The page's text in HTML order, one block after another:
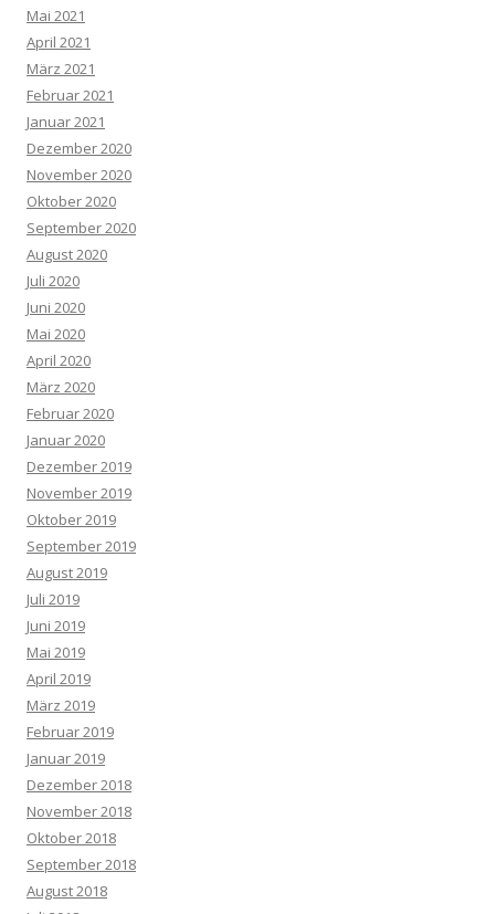
Mai 2021
April 2021
März 2021
Februar 2021
Januar 2021
Dezember 2020
November 2020
Oktober 2020
September 2020
August 2020
Juli 2020
Juni 2020
Mai 2020
April 2020
März 2020
Februar 2020
Januar 2020
Dezember 2019
November 2019
Oktober 2019
September 2019
August 2019
Juli 2019
Juni 2019
Mai 2019
April 2019
März 2019
Februar 2019
Januar 2019
Dezember 2018
November 2018
Oktober 2018
September 2018
August 2018